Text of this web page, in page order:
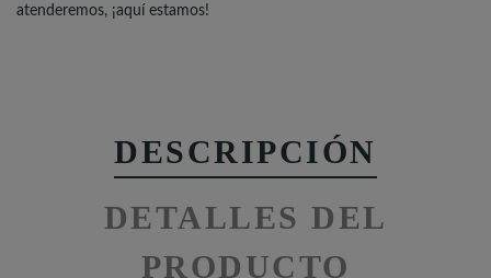
atenderemos, ¡aquí estamos!
DESCRIPCIÓN
DETALLES DEL
PRODUCTO